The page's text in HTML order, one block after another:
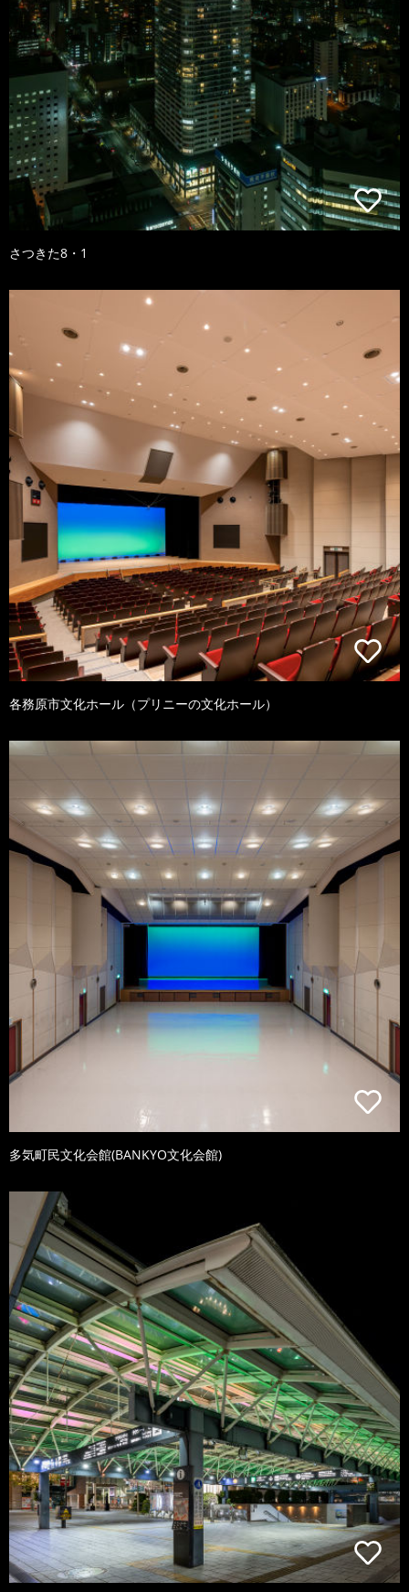
さつきた8・1
各務原市文化ホール（プリニーの文化ホール）
多気町民文化会館(BANKYO文化会館)